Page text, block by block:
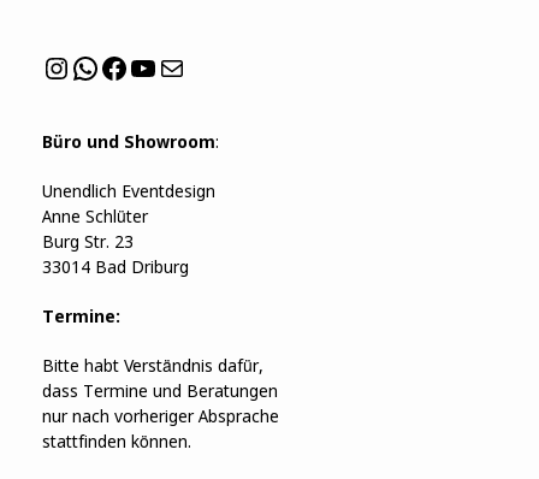
Instagram
WhatsApp
Facebook
YouTube
Mail
Büro und Showroom:
Unendlich Eventdesign
Anne Schlüter
Burg Str. 23
33014 Bad Driburg
Termine:
Bitte habt Verständnis dafür,
dass Termine und Beratungen
nur nach vorheriger Absprache
stattfinden können.